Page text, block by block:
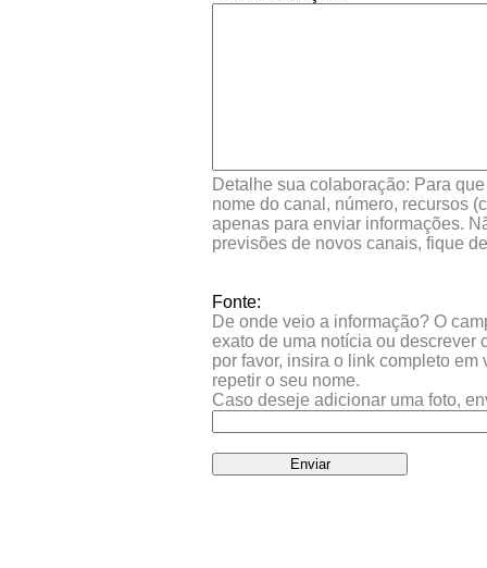
Detalhe sua colaboração: Para
nome do canal, número, recursos
apenas para enviar informações.
previsões de novos canais, fique
Fonte:
De onde veio a informação? O
exato de uma notícia ou descrever
por favor, insira o link completo
repetir o seu nome.
Caso deseje adicionar uma foto,